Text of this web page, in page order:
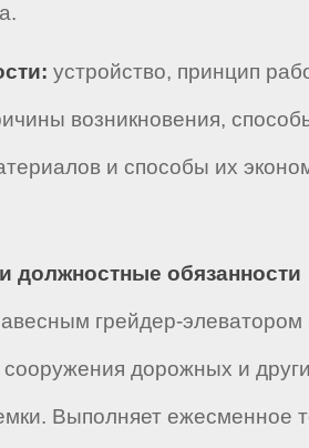
устройство, принцип
возникновения,
и способы их
должностные обязанности
грейдер-
дорожных и
Выполняет ежесменное